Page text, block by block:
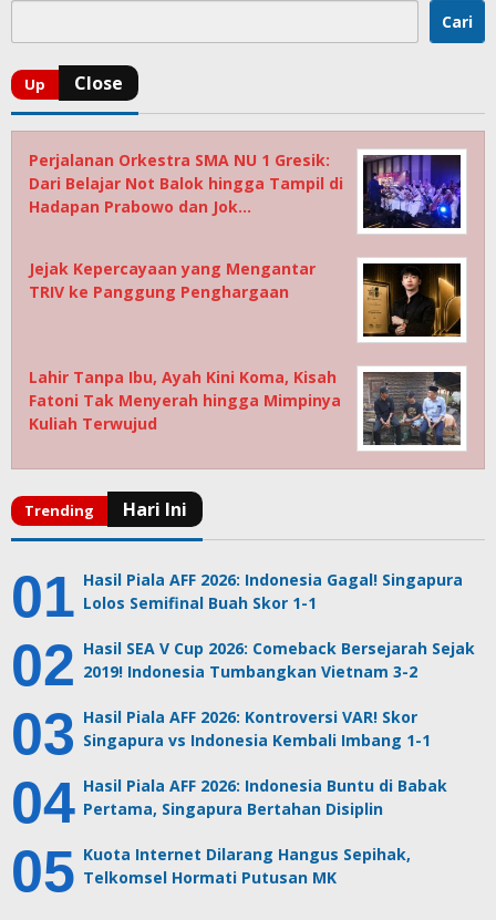
Cari
Perjalanan Orkestra SMA NU 1 Gresik:
Dari Belajar Not Balok hingga Tampil di
Hadapan Prabowo dan Jok…
Jejak Kepercayaan yang Mengantar
TRIV ke Panggung Penghargaan
Lahir Tanpa Ibu, Ayah Kini Koma, Kisah
Fatoni Tak Menyerah hingga Mimpinya
Kuliah Terwujud
Hasil Piala AFF 2026: Indonesia Gagal! Singapura
Lolos Semifinal Buah Skor 1-1
Hasil SEA V Cup 2026: Comeback Bersejarah Sejak
2019! Indonesia Tumbangkan Vietnam 3-2
Hasil Piala AFF 2026: Kontroversi VAR! Skor
Singapura vs Indonesia Kembali Imbang 1-1
Hasil Piala AFF 2026: Indonesia Buntu di Babak
Pertama, Singapura Bertahan Disiplin
Kuota Internet Dilarang Hangus Sepihak,
Telkomsel Hormati Putusan MK